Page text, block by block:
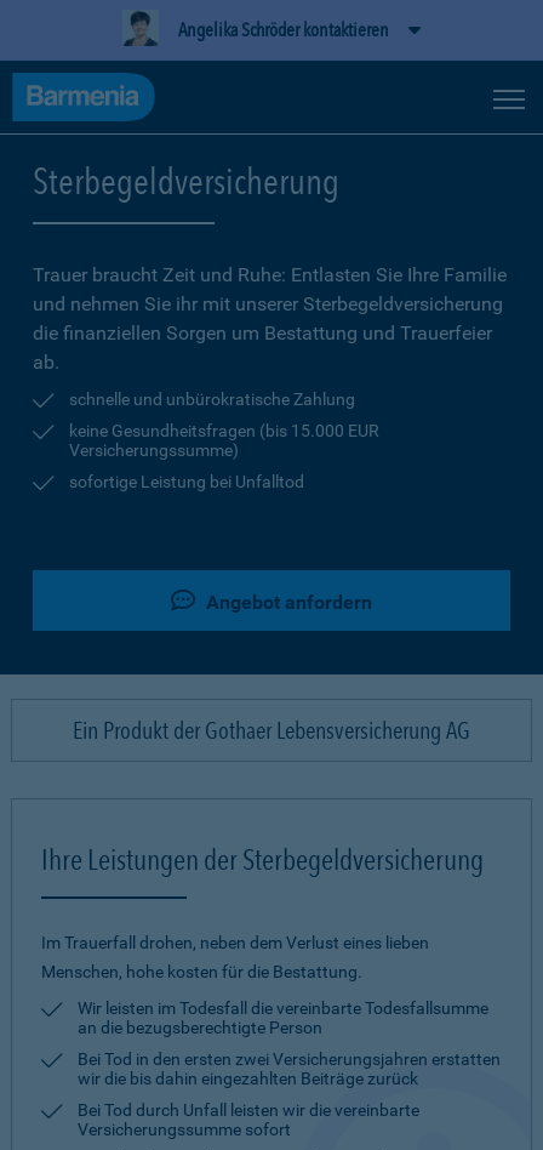
Angelika Schröder kontaktieren
Sterbegeldversicherung
Trauer braucht Zeit und Ruhe: Entlasten Sie Ihre Familie
und nehmen Sie ihr mit unserer Sterbegeldversicherung
die finanziellen Sorgen um Bestattung und Trauerfeier
ab.
schnelle und unbürokratische Zahlung
keine Gesundheitsfragen (bis 15.000 EUR
Versicherungssumme)
sofortige Leistung bei Unfalltod
Angebot anfordern
Ein Produkt der Gothaer Lebensversicherung AG
Ihre Leistungen der Sterbegeldversicherung
Im Trauerfall drohen, neben dem Verlust eines lieben
Menschen, hohe kosten für die Bestattung.
Wir leisten im Todesfall die vereinbarte Todesfallsumme
an die bezugsberechtigte Person
Bei Tod in den ersten zwei Versicherungsjahren erstatten
wir die bis dahin eingezahlten Beiträge zurück
Bei Tod durch Unfall leisten wir die vereinbarte
Versicherungssumme sofort